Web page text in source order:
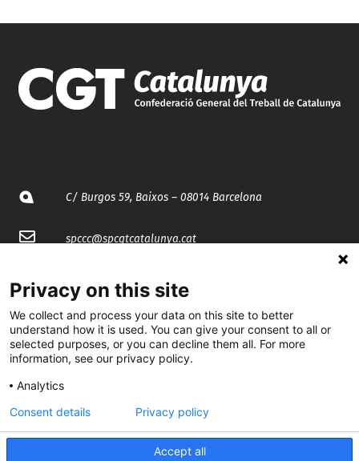
C/ Burgos 59, Baixos – 08014 Barcelona
spccc@spcgtcatalunya.cat
@CGTCatalunya
cgtcatalunya
CGTCatalunya
cgtcatalunya
Privacy on this site
We collect and process your data on this site to better
understand how it is used. You can give your consent to all or
selected purposes, or you can decline them all. For more
information, see our privacy policy.
Analytics
Accept all
Consent details Privacy policy